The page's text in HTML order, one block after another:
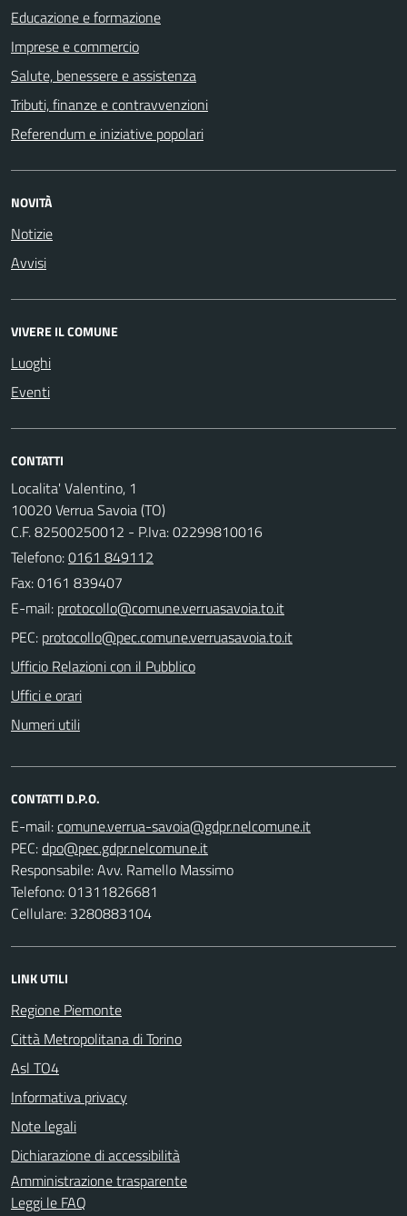
Educazione e formazione
Imprese e commercio
Salute, benessere e assistenza
Tributi, finanze e contravvenzioni
Referendum e iniziative popolari
NOVITÀ
Notizie
Avvisi
VIVERE IL COMUNE
Luoghi
Eventi
CONTATTI
Localita' Valentino, 1
10020 Verrua Savoia (TO)
C.F. 82500250012 - P.Iva: 02299810016
Telefono:0161 849112
Fax: 0161 839407
E-mail:
PEC:
Ufficio Relazioni con il Pubblico
Uffici e orari
Numeri utili
CONTATTI D.P.O.
E-mail:
PEC:
Responsabile: Avv. Ramello Massimo
Telefono: 01311826681
Cellulare: 3280883104
LINK UTILI
Regione Piemonte
Città Metropolitana di Torino
Asl TO4
Informativa privacy
Note legali
Dichiarazione di accessibilità
Amministrazione trasparente
Leggi le FAQ